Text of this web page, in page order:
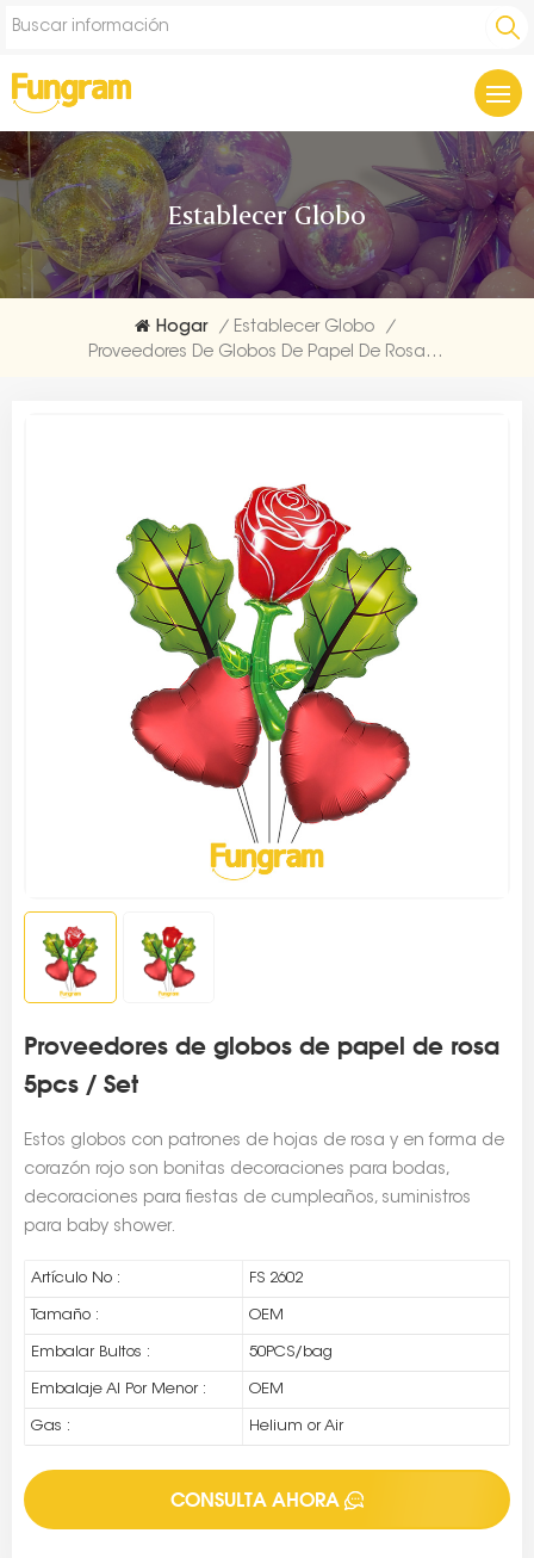
Establecer Globo
Hogar / Establecer Globo
/
Proveedores De Globos De Papel De Rosa 5pcs / Set
Proveedores de globos de papel de rosa
5pcs / Set
Estos globos con patrones de hojas de rosa y en forma de
corazón rojo son bonitas decoraciones para bodas,
decoraciones para fiestas de cumpleaños, suministros
para baby shower.
Artículo No : FS 2602
Tamaño : OEM
Embalar Bultos : 50PCS/bag
Embalaje Al Por Menor : OEM
Gas : Helium or Air
CONSULTA AHORA